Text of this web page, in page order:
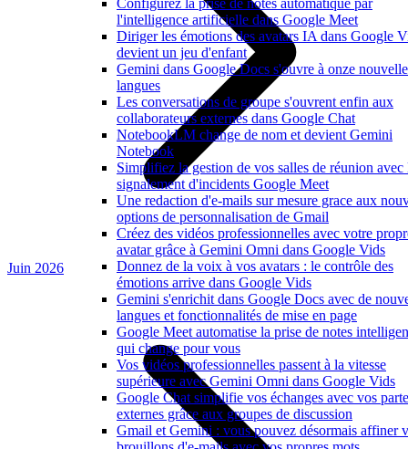
Configurez la prise de notes automatique par
l'intelligence artificielle dans Google Meet
Diriger les émotions des avatars IA dans Google
devient un jeu d'enfant
Gemini dans Google Docs s'ouvre à onze
langues
Les conversations de groupe s'ouvrent enfin aux
collaborateurs externes dans Google Chat
NotebookLM change de nom et devient Gemini
Notebook
Simplifiez la gestion de vos salles de réunion avec
signalement d'incidents Google Meet
Une redaction d'e-mails sur mesure grace aux
options de personnalisation de Gmail
Créez des vidéos professionnelles avec votre
avatar grâce à Gemini Omni dans Google Vids
Donnez de la voix à vos avatars : le contrôle des
émotions arrive dans Google Vids
Gemini s'enrichit dans Google Docs avec de
langues et fonctionnalités de mise en page
Google Meet automatise la prise de notes
qui change pour vous
Vos vidéos professionnelles passent à la vitesse
supérieure avec Gemini Omni dans Google Vids
Google Chat simplifie vos échanges avec vos
externes grâce aux groupes de discussion
Gmail et Gemini : vous pouvez désormais affiner
Juin 2026